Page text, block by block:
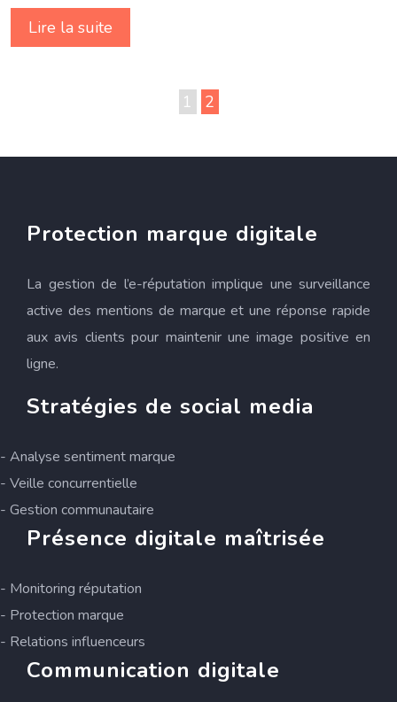
Lire la suite
1 2
Protection marque digitale
La gestion de l’e-réputation implique une surveillance
active des mentions de marque et une réponse rapide
aux avis clients pour maintenir une image positive en
ligne.
Stratégies de social media
- Analyse sentiment marque
- Veille concurrentielle
- Gestion communautaire
Présence digitale maîtrisée
- Monitoring réputation
- Protection marque
- Relations influenceurs
Communication digitale